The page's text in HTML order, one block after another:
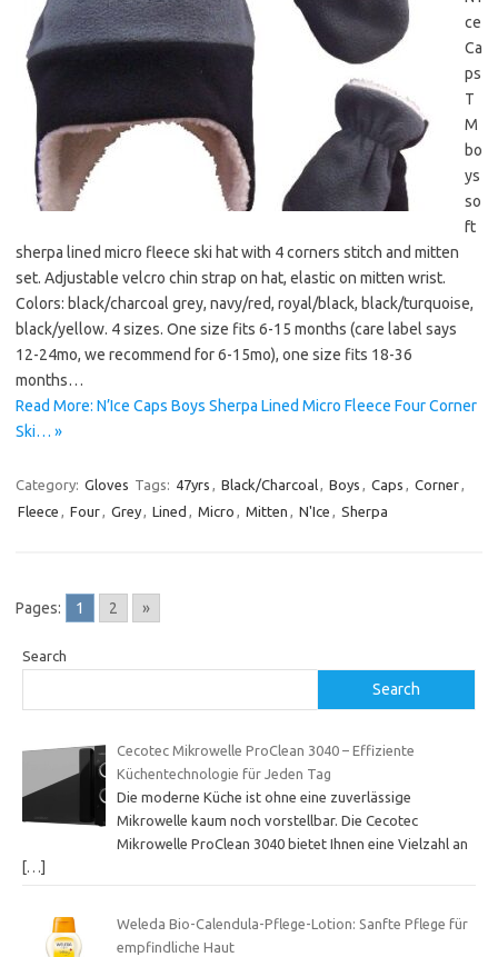
ce
Ca
ps
T
M
bo
ys
so
ft
sherpa lined micro fleece ski hat with 4 corners stitch and mitten
set. Adjustable velcro chin strap on hat, elastic on mitten wrist.
Colors: black/charcoal grey, navy/red, royal/black, black/turquoise,
black/yellow. 4 sizes. One size fits 6-15 months (care label says
12-24mo, we recommend for 6-15mo), one size fits 18-36
months…
Read More: N’Ice Caps Boys Sherpa Lined Micro Fleece Four Corner
Ski… »
Category: Gloves Tags: 47yrs , Black/Charcoal, Boys , Caps , Corner,
Fleece , Four, Grey, Lined , Micro , Mitten , N'Ice , Sherpa
Pages: 1 2 »
Search
Search
Cecotec Mikrowelle ProClean 3040 – Effiziente
Küchentechnologie für Jeden Tag
Die moderne Küche ist ohne eine zuverlässige
Mikrowelle kaum noch vorstellbar. Die Cecotec
Mikrowelle ProClean 3040 bietet Ihnen eine Vielzahl an
[…]
Weleda Bio-Calendula-Pflege-Lotion: Sanfte Pflege für
empfindliche Haut